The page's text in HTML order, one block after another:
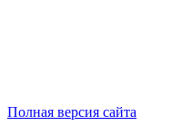
Полная версия сайта